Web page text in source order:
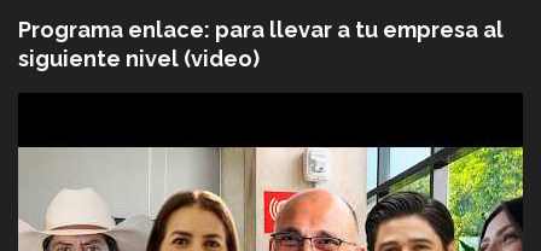
Programa enlace: para llevar a tu empresa al
siguiente nivel (video)